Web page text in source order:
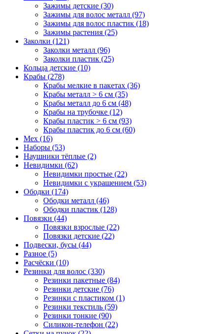
Зажимы детские (30)
Зажимы для волос металл (97)
Зажимы для волос пластик (18)
Зажимы растения (25)
Заколки (121)
Заколки металл (96)
Заколки пластик (25)
Кольца детские (10)
Крабы (278)
Крабы мелкие в пакетах (36)
Крабы металл > 6 см (35)
Крабы металл до 6 см (48)
Крабы на трубочке (12)
Крабы пластик > 6 см (93)
Крабы пластик до 6 см (60)
Мех (16)
Наборы (53)
Наушники тёплые (2)
Невидимки (62)
Невидимки простые (22)
Невидимки с украшением (53)
Ободки (174)
Ободки металл (46)
Ободки пластик (128)
Повязки (44)
Повязки взрослые (22)
Повязки детские (22)
Подвески, бусы (44)
Разное (5)
Расчёски (10)
Резинки для волос (330)
Резинки пакетные (84)
Резинки детские (76)
Резинки с пластиком (1)
Резинки текстиль (59)
Резинки тонкие (90)
Силикон-телефон (22)